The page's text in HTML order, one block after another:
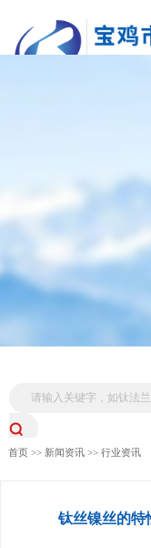
首页 >> 新闻资讯>> 行业资讯
钛丝镍丝的特